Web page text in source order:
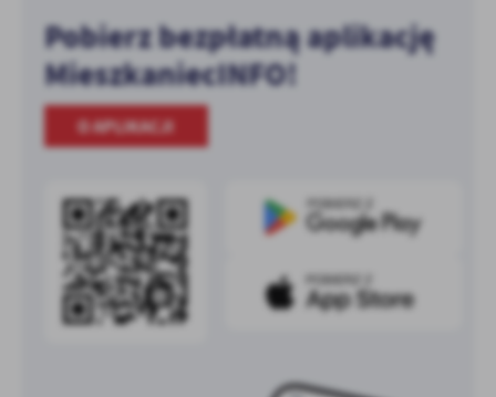
Pobierz bezpłatną aplikację
MieszkaniecINFO!
O APLIKACJI